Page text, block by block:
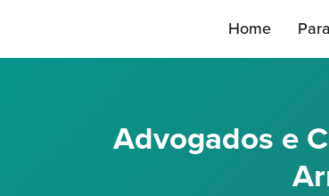
Home
Advogados e